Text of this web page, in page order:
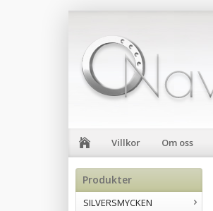
Villkor Om oss
Produkter
SILVERSMYCKEN